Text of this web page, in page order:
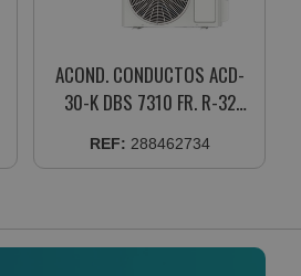
ACOND. CONDUCTOS ACD-
30-K DBS 7310 FR. R-32
3NDA04516+3NDA4673
REF: 288462734